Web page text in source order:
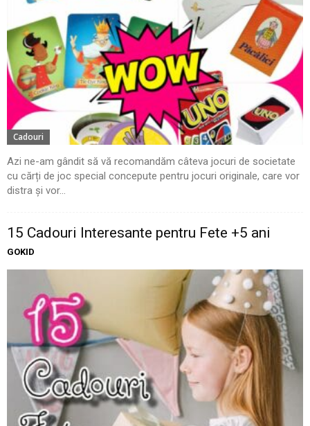
Cadouri
Azi ne-am gândit să vă recomandăm câteva jocuri de societate
cu cărți de joc special concepute pentru jocuri originale, care vor
distra și vor...
15 Cadouri Interesante pentru Fete +5 ani
GOKID